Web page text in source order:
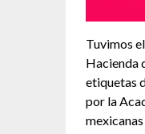
Tuvimos
Hacienda
etiquetas
por la